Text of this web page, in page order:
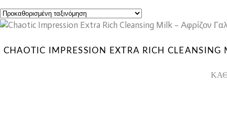
CHAOTIC IMPRESSION EXTRA RICH